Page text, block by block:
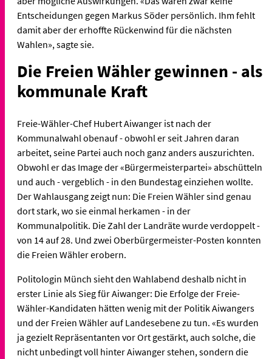
Entscheidungen gegen Markus Söder persönlich. Ihm fehlt
damit aber der erhoffte Rückenwind für die nächsten
Wahlen», sagte sie.
Die Freien Wähler gewinnen - als
kommunale Kraft
Freie-Wähler-Chef Hubert Aiwanger ist nach der
Kommunalwahl obenauf - obwohl er seit Jahren daran
arbeitet, seine Partei auch noch ganz anders auszurichten.
Obwohl er das Image der «Bürgermeisterpartei» abschütteln
und auch - vergeblich - in den Bundestag einziehen wollte.
Der Wahlausgang zeigt nun: Die Freien Wähler sind genau
dort stark, wo sie einmal herkamen - in der
Kommunalpolitik. Die Zahl der Landräte wurde verdoppelt -
von 14 auf 28. Und zwei Oberbürgermeister-Posten konnten
die Freien Wähler erobern.
Politologin Münch sieht den Wahlabend deshalb nicht in
erster Linie als Sieg für Aiwanger: Die Erfolge der Freie-
Wähler-Kandidaten hätten wenig mit der Politik Aiwangers
und der Freien Wähler auf Landesebene zu tun. «Es wurden
ja gezielt Repräsentanten vor Ort gestärkt, auch solche, die
nicht unbedingt voll hinter Aiwanger stehen, sondern die